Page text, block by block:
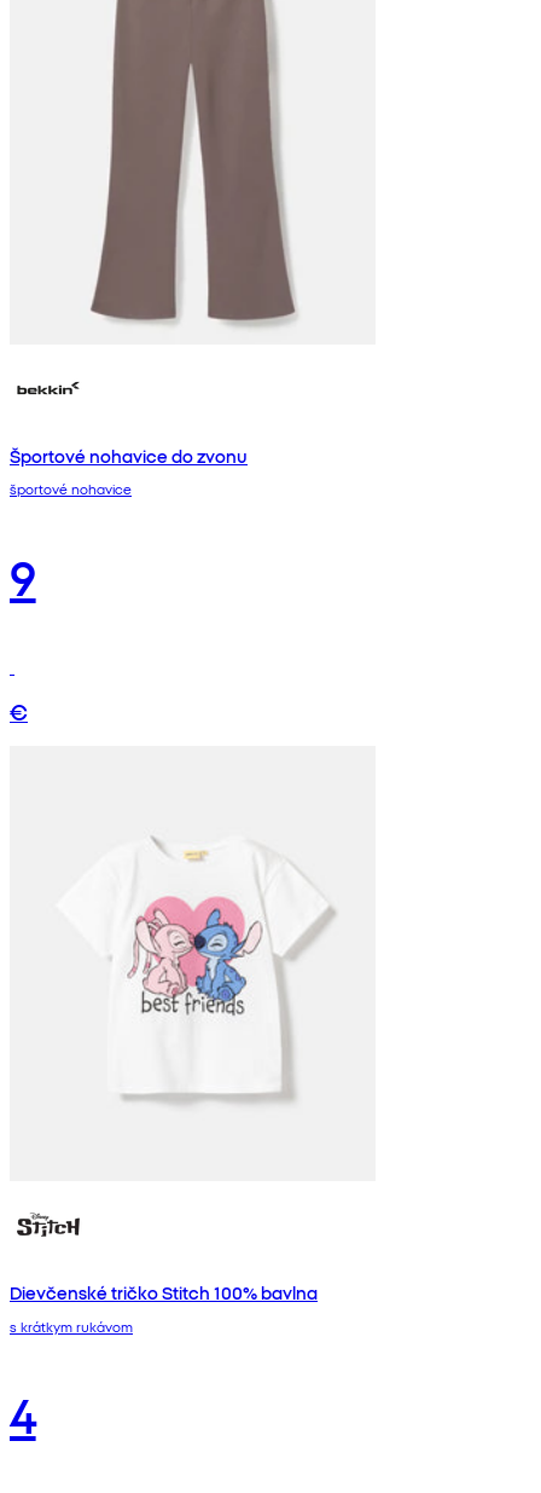
Športové nohavice do zvonu
športové nohavice
9
€
Dievčenské tričko Stitch 100% bavlna
s krátkym rukávom
4